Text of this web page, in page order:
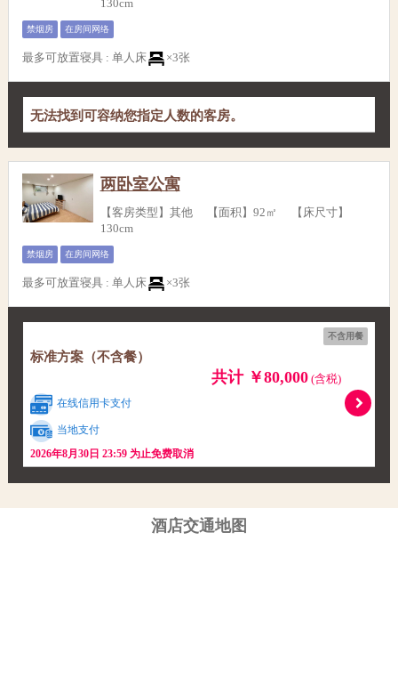
130cm
禁烟房 在房间网络
最多可放置寝具 : 单人床 ×3张
无法找到可容纳您指定人数的客房。
两卧室公寓
【客房类型】其他 【面积】92㎡ 【床尺寸】
130cm
禁烟房 在房间网络
最多可放置寝具 : 单人床 ×3张
不含用餐
标准方案（不含餐）
共计 ￥80,000(含税)
在线信用卡支付
当地支付
2026年8月30日 23:59 为止免费取消
酒店交通地图